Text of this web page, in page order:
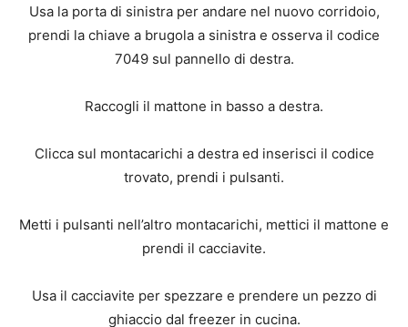
Usa la porta di sinistra per andare nel nuovo corridoio,
prendi la chiave a brugola a sinistra e osserva il codice
7049 sul pannello di destra.
Raccogli il mattone in basso a destra.
Clicca sul montacarichi a destra ed inserisci il codice
trovato, prendi i pulsanti.
Metti i pulsanti nell’altro montacarichi, mettici il mattone e
prendi il cacciavite.
Usa il cacciavite per spezzare e prendere un pezzo di
ghiaccio dal freezer in cucina.